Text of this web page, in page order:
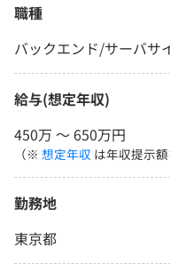
職種
バックエンド/サーバサ
給与(想定年収)
450万 〜 650万円
（※ 想定年収 は年収提示
勤務地
東京都